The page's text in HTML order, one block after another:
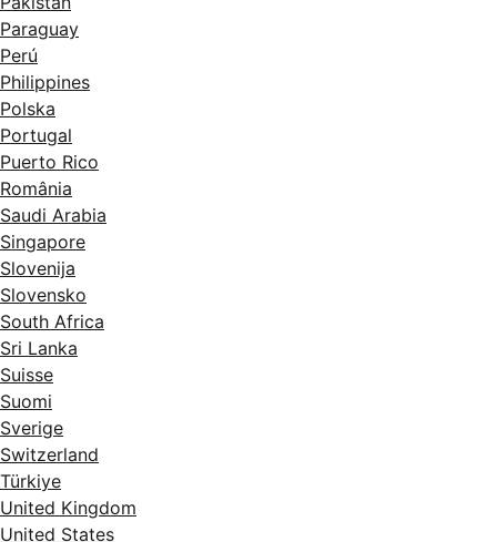
Paraguay
Perú
Philippines
Polska
Portugal
Puerto Rico
România
Saudi Arabia
Singapore
Slovenija
Slovensko
South Africa
Sri Lanka
Suisse
Suomi
Sverige
Switzerland
Türkiye
United Kingdom
United States